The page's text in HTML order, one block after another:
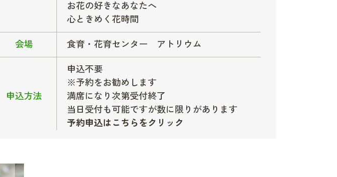
お花の好きなあなたへ
心ときめく花時間
会場 食育・花育センター アトリウム
申込方法
申込不要
※予約をお勧めします
満席になり次第受付終了
当日受付も可能ですが数に限りがあります
予約申込はこちらをクリック